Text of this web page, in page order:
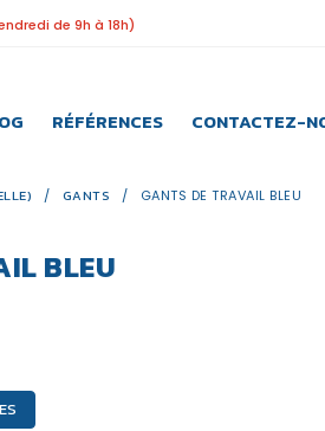
de 9h à 18h)
RÉFÉRENCES CONTACTEZ-
/ GANTS / GANTS DE TRAVAIL BLEU
BLEU